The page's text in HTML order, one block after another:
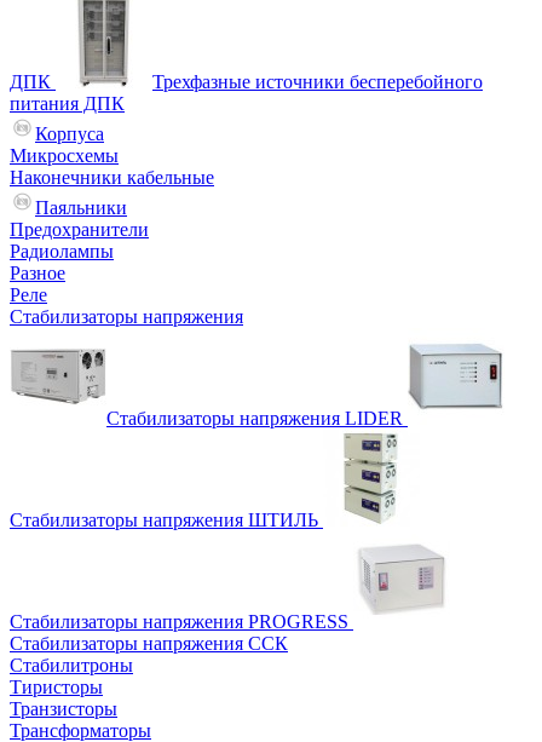
ДПК
Трехфазные источники бесперебойного
питания ДПК
Корпуса
Микросхемы
Наконечники кабельные
Паяльники
Предохранители
Радиолампы
Разное
Реле
Стабилизаторы напряжения
Стабилизаторы напряжения LIDER
Стабилизаторы напряжения ШТИЛЬ
Стабилизаторы напряжения PROGRESS
Стабилизаторы напряжения ССК
Стабилитроны
Тиристоры
Транзисторы
Трансформаторы